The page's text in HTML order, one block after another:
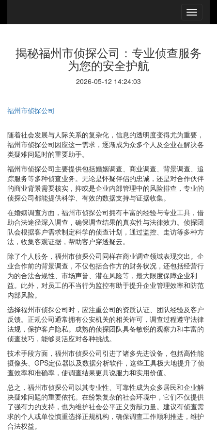
揭秘福州市侦探公司：专业侦查服务
为您的安全护航
2026-05-12 14:24:03
福州市侦探公司
随着社会发展与人际关系的复杂化，信息的透明度变得尤为重要，
福州市侦探公司因应这一需求，逐渐成为众多个人及企业在解决各
类疑难问题时的重要助手。
福州市侦探公司主要提供包括婚姻调查、商业调查、背景调查、追
踪服务等多种侦查业务。无论是怀疑伴侣的忠诚，还是对合作伙伴
的商业背景需要核实，抑或是企业内部管理中的风险排查，专业的
侦探公司都能提供科学、有效的数据支持与证据收集。
在婚姻调查方面，福州市侦探公司拥有丰富的经验与专业工具，借
助合法途径深入调查，确保调查结果的真实性与法律效力。侦探团
队会根据客户需求制定科学的侦查计划，通过监控、走访等多种方
法，收集客观证据，帮助客户穿透疑云。
除了个人服务，福州市侦探公司同样在商业调查领域表现突出。企
业合作前的背景调查，不仅包括合作方的财务状况，还包括经营行
为的合法合规性、市场声誉、潜在风险等，最大限度保障企业利
益。此外，对员工的不当行为监控有助于提升企业管理效率和防范
内部风险。
选择福州市侦探公司时，应注重公司的资质认证、团队经验及客户
反馈。正规公司通常拥有公安机关的相关许可，调查过程遵守法律
法规，保护客户隐私。成熟的侦探团队具备敏锐的观察力和丰富的
侦查技巧，能够灵活应对各种挑战。
技术手段方面，福州市侦探公司引进了诸多先进设备，包括高性能
摄像头、GPS定位器以及数据分析软件，这些工具极大地提升了侦
查效率和准确率，使调查结果更具说服力和实用价值。
总之，福州市侦探公司以其专业性、可靠性成为众多居民和企业解
决疑难问题的重要依托。在纷繁复杂的社会环境中，它们不仅提供
了强有力的支持，也为维护社会公平正义贡献力量。建议有侦查需
求的个人或单位慎重选择正规机构，确保调查工作顺利推进，维护
合法权益。